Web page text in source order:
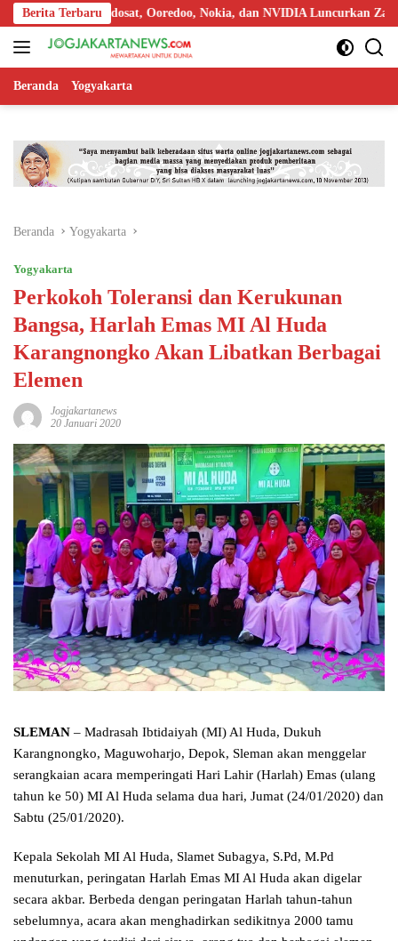
Langsung
ke
konten
Berita Terbaru
Indosat, Ooredoo, Nokia, dan NVIDIA Luncurkan Zankore,
Beranda Yogyakarta
Beranda Yogyakarta
Yogyakarta
Perkokoh Toleransi dan Kerukunan
Bangsa, Harlah Emas MI Al Huda
Karangnongko Akan Libatkan Berbagai
Elemen
Jogjakartanews
20 Januari 2020
SLEMAN – Madrasah Ibtidaiyah (MI) Al Huda, Dukuh
Karangnongko, Maguwoharjo, Depok, Sleman akan menggelar
serangkaian acara memperingati Hari Lahir (Harlah) Emas (ulang
tahun ke 50) MI Al Huda selama dua hari, Jumat (24/01/2020) dan
Sabtu (25/01/2020).
Kepala Sekolah MI Al Huda, Slamet Subagya, S.Pd, M.Pd
menuturkan, peringatan Harlah Emas MI Al Huda akan digelar
secara akbar. Berbeda dengan peringatan Harlah tahun-tahun
sebelumnya, acara akan menghadirkan sedikitnya 2000 tamu